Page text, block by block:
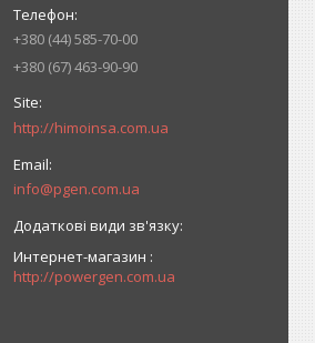
+380 (44) 585-70-00
+380 (67) 463-90-90
http://himoinsa.com.ua
info@pgen.com.ua
Интернет-магазин
http://powergen.com.ua